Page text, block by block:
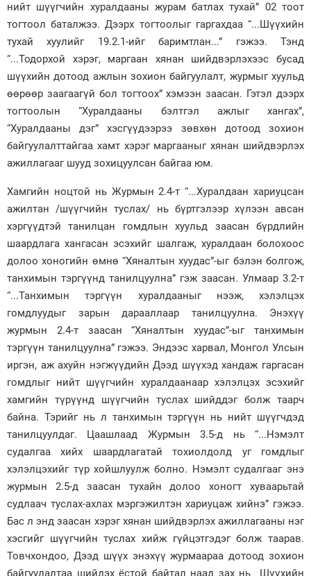
нийт шүүгчийн хуралдааны журам батлах тухай” 02 тоот
тогтоол баталжээ. Дээрх тогтоолыг гаргахдаа “...Шүүхийн
тухай хуулийг 19.2.1-ийг баримтлан...” гэжээ. Тэнд
“...Тодорхой хэрэг, маргаан хянан шийдвэрлэхээс бусад
шүүхийн дотоод ажлын зохион байгуулалт, журмыг хуульд
өөрөөр заагаагүй бол тогтоох” хэмээн заасан. Гэтэл дээрх
тогтоолын “Хуралдааны бэлтгэл ажлыг хангах”,
“Хуралдааны дэг” хэсгүүдээрээ зөвхөн дотоод зохион
байгуулалттайгаа хамт хэрэг маргааныг хянан шийдвэрлэх
ажиллагааг шууд зохицуулсан байгаа юм.
Хамгийн ноцтой нь Журмын 2.4-т “...Хуралдаан хариуцсан
ажилтан /шүүгчийн туслах/ нь бүртгэлээр хүлээн авсан
хэргүүдтэй танилцан гомдлын хуульд заасан бүрдлийн
шаардлага хангасан эсэхийг шалгаж, хуралдаан болохоос
долоо хоногийн өмнө “Хяналтын хуудас”-ыг бэлэн болгож,
танхимын тэргүүнд танилцуулна” гэж заасан. Улмаар 3.2-т
“...Танхимын тэргүүн хуралдааныг нээж, хэлэлцэх
гомдлуудыг зарын дарааллаар танилцуулна. Энэхүү
журмын 2.4-т заасан “Хяналтын хуудас”-ыг танхимын
тэргүүн танилцуулна” гэжээ. Эндээс харвал, Монгол Улсын
иргэн, аж ахуйн нэгжүүдийн Дээд шүүхэд хандаж гаргасан
гомдлыг нийт шүүгчийн хуралдаанаар хэлэлцэх эсэхийг
хамгийн түрүүнд шүүгчийн туслах шийддэг болж таарч
байна. Тэрийг нь л танхимын тэргүүн нь нийт шүүгчдэд
танилцуулдаг. Цаашлаад Журмын 3.5-д нь “...Нэмэлт
судалгаа хийх шаардлагатай тохиолдолд уг гомдлыг
хэлэлцэхийг түр хойшлуулж болно. Нэмэлт судалгааг энэ
журмын 2.5-д заасан тухайн долоо хоногт хуваарьтай
судлаач туслах-ахлах мэргэжилтэн хариуцаж хийнэ” гэжээ.
Бас л энд заасан хэрэг хянан шийдвэрлэх ажиллагааны нэг
хэсгийг шүүгчийн туслах хийж гүйцэтгэдэг болж таарав.
Товчхондоо, Дээд шүүх энэхүү журмаараа дотоод зохион
байгуулалтаа шийдэх ёстой байтал наад зах нь Шүүхийн